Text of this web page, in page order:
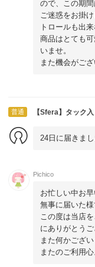
ので、この期
ご迷惑をお掛
トロールも出
商品はとても
いませ。
また機会がご
普通 【Sfera】タック
24日に届きま
Pichico
お忙しい中お
無事に届いた様
この度は当店
にありがとうご
また何かござ
またのご利用